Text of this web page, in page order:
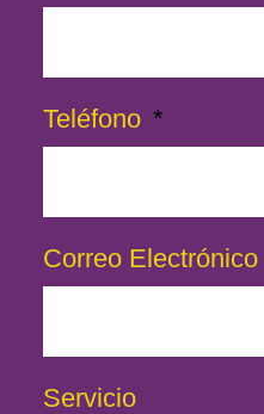
Teléfono
Correo Electrónico
Servicio